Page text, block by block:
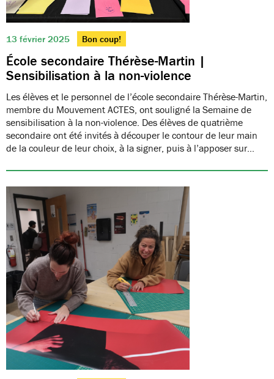
13 février 2025 Bon coup!
École secondaire Thérèse-Martin |
Sensibilisation à la non-violence
Les élèves et le personnel de l’école secondaire Thérèse-Martin,
membre du Mouvement ACTES, ont souligné la Semaine de
sensibilisation à la non-violence. Des élèves de quatrième
secondaire ont été invités à découper le contour de leur main
de la couleur de leur choix, à la signer, puis à l’apposer sur…